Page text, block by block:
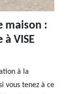
maison :
VISE
à la
vous tenez à ce